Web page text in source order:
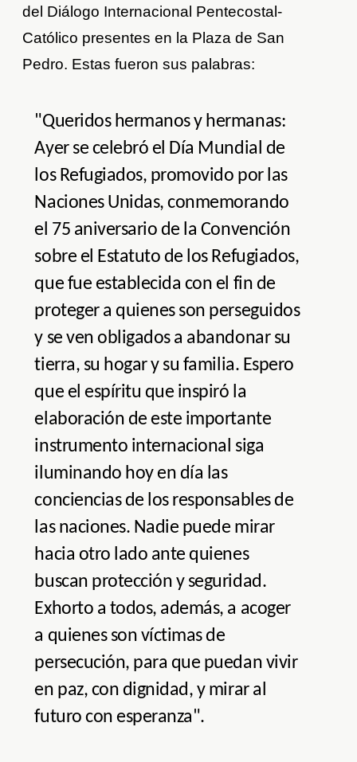
del Diálogo Internacional Pentecostal-
Católico presentes en la Plaza de San
Pedro. Estas fueron sus palabras:
"Queridos hermanos y hermanas:
Ayer se celebró el Día Mundial de
los Refugiados, promovido por las
Naciones Unidas, conmemorando
el 75 aniversario de la Convención
sobre el Estatuto de los Refugiados,
que fue establecida con el fin de
proteger a quienes son perseguidos
y se ven obligados a abandonar su
tierra, su hogar y su familia. Espero
que el espíritu que inspiró la
elaboración de este importante
instrumento internacional siga
iluminando hoy en día las
conciencias de los responsables de
las naciones. Nadie puede mirar
hacia otro lado ante quienes
buscan protección y seguridad.
Exhorto a todos, además, a acoger
a quienes son víctimas de
persecución, para que puedan vivir
en paz, con dignidad, y mirar al
futuro con esperanza".